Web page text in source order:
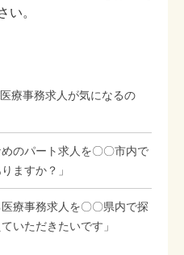
い。
療事務求人が気になるの
のパート求人を〇〇市内で
ますか？」
療事務求人を〇〇県内で探
いただきたいです」